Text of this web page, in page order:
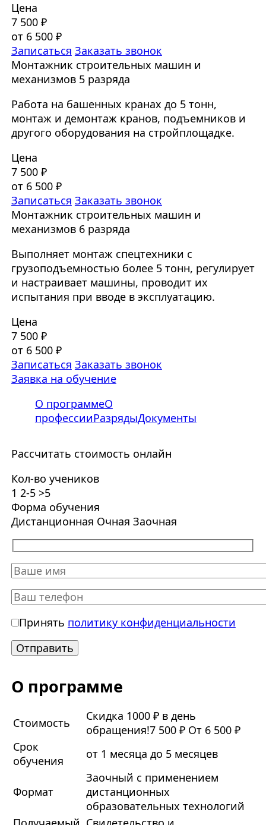
Цена
7 500 ₽
от 6 500 ₽
Записаться Заказать звонок
Монтажник строительных машин и
механизмов 5 разряда
Работа на башенных кранах до 5 тонн,
монтаж и демонтаж кранов, подъемников и
другого оборудования на стройплощадке.
Цена
7 500 ₽
от 6 500 ₽
Записаться Заказать звонок
Монтажник строительных машин и
механизмов 6 разряда
Выполняет монтаж спецтехники с
грузоподъемностью более 5 тонн, регулирует
и настраивает машины, проводит их
испытания при вводе в эксплуатацию.
Цена
7 500 ₽
от 6 500 ₽
Записаться Заказать звонок
Заявка на обучение
О программеО
профессииРазрядыДокументы
Рассчитать стоимость онлайн
Кол-во учеников
1 2-5 >5
Форма обучения
Дистанционная Очная Заочная
Принять политику конфиденциальности
О программе
Стоимость
Скидка 1000 ₽ в день
обращения!7 500 ₽ От 6 500 ₽
Срок
обучения
от 1 месяца до 5 месяцев
Формат
Заочный с применением
дистанционных
образовательных технологий